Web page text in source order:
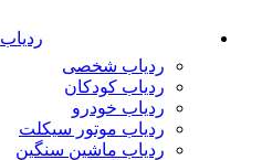
ردیاب
ردیاب شخصی
ردیاب کودکان
ردیاب خودرو
ردیاب موتور سیکلت
ردیاب ماشین سنگین